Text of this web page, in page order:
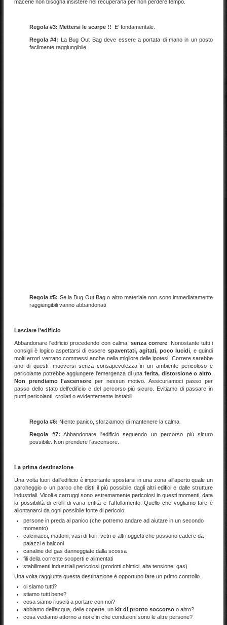
macerie non bisogna insistere nel recuperarla per non perdere tempo.
Regola #3: Mettersi le scarpe !! E' fondamentale.
Regola #4: La Bug Out Bag deve essere a portata di mano in un posto
facilmente raggiungibile
Regola #5: Se la Bug Out Bag o altro materiale non sono immediatamente
raggiungibili vanno abbandonati
Lasciare l'edificio
Abbandonare l'edificio procedendo con calma, senza correre . Nonostante tutti i
consigli è logico aspettarsi di essere spaventati, agitati, poco lucidi, e quindi
molti errori verrano commessi anche nella migliore delle ipotesi. Correre sarebbe
uno di questi: muoversi senza consapevolezza in un ambiente pericoloso e
pericolante potrebbe aggiungere l'emergenza di una ferita, distorsione o altro
Non prendiamo l'ascensore per nessun motivo. Assicuriamoci passo per
passo dello stato dell'edificio e del percorso più sicuro. Evitiamo di passare in
punti pericolanti, crollati o evidentemente instabili.
Regola #6: Niente panico, sforziamoci di mantenere la calma
Regola #7: Abbandonare l'edificio seguendo un percorso più sicuro
possibile. Non prendere l'ascensore.
La prima destinazione
Una volta fuori dall'edificio è importante spostarsi in una zona all'aperto quale un
parcheggio o un parco che disti il più possibile dagli altri edifici e dalle strutture
industriali. Vicoli e carruggi sono estremamente pericolosi in questi momenti, data
la possibilità di crolli di varia entità e l'affollamento. Quello che vogliamo fare è
allontanarci da ogni possibile fonte di pericolo:
persone in preda al panico (che potremo andare ad aiutare in un secondo
momento)
calcinacci, mattoni, vasi di fiori, vetri o altri oggetti che possono cadere da
palazzi e balconi
canaline del gas danneggiate dalla scossa
fili della corrente scoperti e alimentati
stabilimenti industriali pericolosi (prodotti chimici, alta tensione, gas)
Una volta raggiunta questa destinazione è opportuno fare un primo controllo.
ci siamo tutti?
stiamo tutti bene?
cosa siamo riusciti a portare con noi?
abbiamo dell'acqua, delle coperte, un kit di pronto soccorso o altro?
cosa vediamo attorno a noi e in che condizioni sono le altre persone?